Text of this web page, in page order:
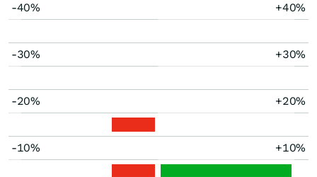
-40% +40%
-30% +30%
-20% +20%
-10% +10%